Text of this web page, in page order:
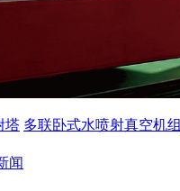
塔 多联卧式水喷射真空机组
闻